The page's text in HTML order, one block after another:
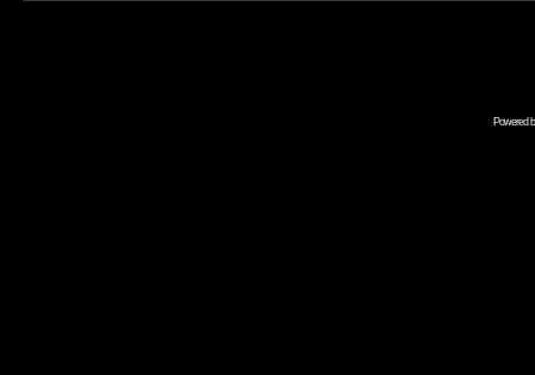
Powered